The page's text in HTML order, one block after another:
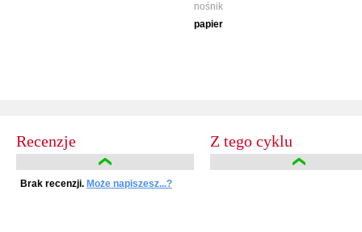
nośnik
papier
Recenzje
Brak recenzji. Może napiszesz...?
Z tego cyklu